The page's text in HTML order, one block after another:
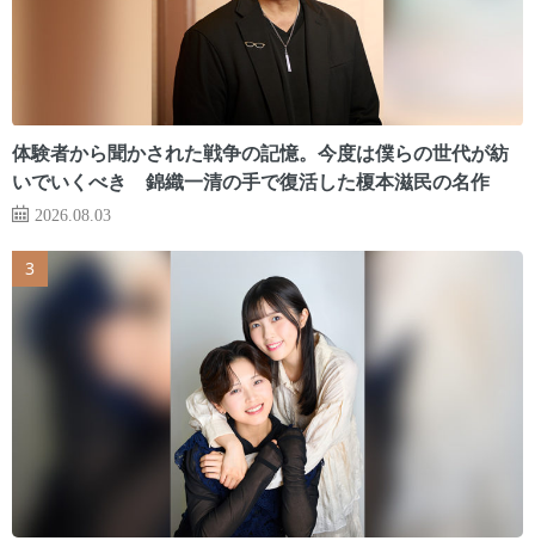
体験者から聞かされた戦争の記憶。今度は僕らの世代が紡
いでいくべき 錦織一清の手で復活した榎本滋民の名作
2026.08.03